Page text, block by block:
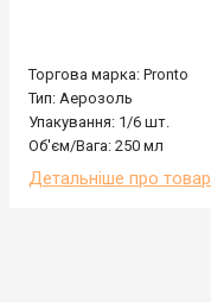
Торгова марка: Pronto
Тип: Аерозоль
Упакування: 1/6 шт.
Об'єм/Вага: 250 мл
Детальніше про товар